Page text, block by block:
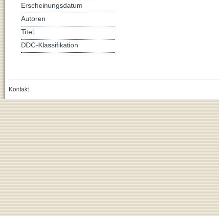
Erscheinungsdatum
Autoren
Titel
DDC-Klassifikation
Kontakt